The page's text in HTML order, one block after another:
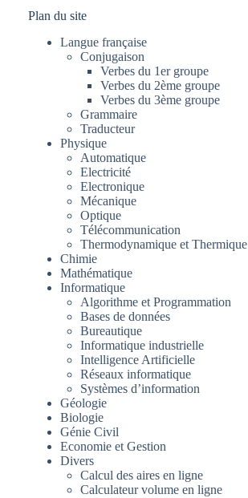
Plan du site
Langue française
Conjugaison
Verbes du 1er groupe
Verbes du 2ème groupe
Verbes du 3ème groupe
Grammaire
Traducteur
Physique
Automatique
Electricité
Electronique
Mécanique
Optique
Télécommunication
Thermodynamique et Thermique
Chimie
Mathématique
Informatique
Algorithme et Programmation
Bases de données
Bureautique
Informatique industrielle
Intelligence Artificielle
Réseaux informatique
Systèmes d’information
Géologie
Biologie
Génie Civil
Economie et Gestion
Divers
Calcul des aires en ligne
Calculateur volume en ligne